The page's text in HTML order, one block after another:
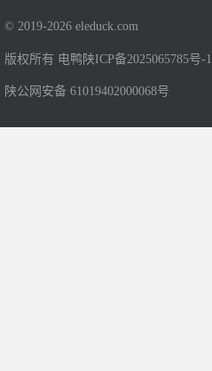
© 2019-2026 eleduck.com
版权所有 电鸭 陕ICP备2025065785号-1
陕公网安备 61019402000068号